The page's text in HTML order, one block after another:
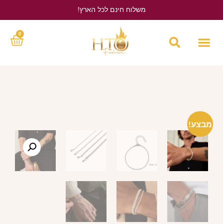
משלוח חינם לכל הארץ!
0
מבצע!